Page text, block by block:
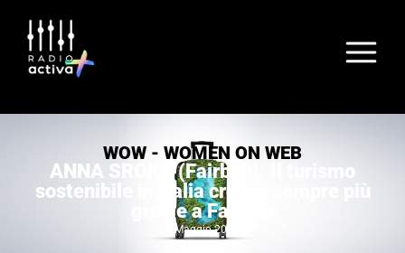
WOW - WOMEN ON WEB
ANNA SROKA (Fairbnb): Il turismo
sostenibile in Italia cresce sempre più
grazie a Fairbnb
9 Maggio 2023